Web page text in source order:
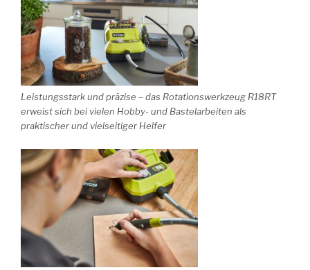
Leistungsstark und präzise – das Rotationswerkzeug R18RT
erweist sich bei vielen Hobby- und Bastelarbeiten als
praktischer und vielseitiger Helfer